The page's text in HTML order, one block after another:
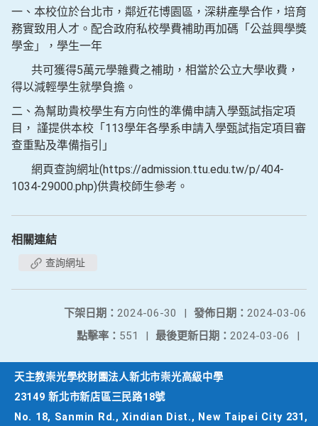
一、本校位於台北市，鄰近花博園區，深耕產學合作，培育
務實致用人才。配合政府私校學費補助再加碼「公益興學獎
學金」，學生一年
共可獲得5萬元學雜費之補助，相當於公立大學收費，
得以減輕學生就學負擔。
二、為幫助貴校學生有方向性的準備申請入學甄試指定項
目， 謹提供本校「113學年各學系申請入學甄試指定項目審
查重點及準備指引」
網頁查詢網址(https://admission.ttu.edu.tw/p/404-
1034-29000.php)供貴校師生參考。
相關連結
查詢網址
發佈日期： 2024-03-06
下架日期： 2024-06-30
|
最後更新日期： 2024-03-06 |
點擊率： 551 |
天主教崇光學校財團法人新北市崇光高級中學
23149 新北市新店區三民路18號
No. 18, Sanmin Rd., Xindian Dist., New Taipei City 231,